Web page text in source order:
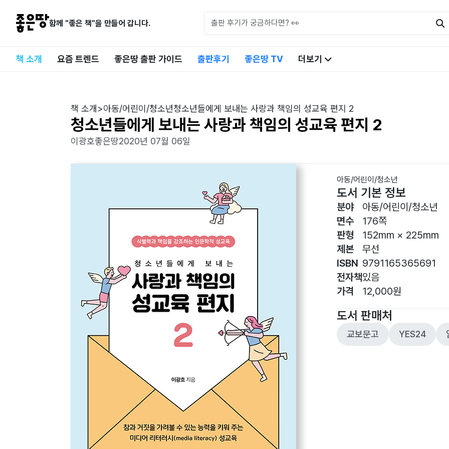
함께 "좋은 책"을 만들어 갑니다.
책 소개 요즘 트렌드 좋은땅 출판 가이드 출판후기 좋은땅 TV 더보기
책 소개 >아동/어린이/청소년청소년들에게 보내는 사랑과 책임의 성교육 편지 2
청소년들에게 보내는 사랑과 책임의 성교육 편지 2
이광호좋은땅2020년 07월 06일
아동/어린이/청소년
도서 기본 정보
분야
면수
판형
제본
ISBN
전자책
가격
아동/어린이/청소년
176쪽
152mm × 225mm
무선
9791165365691
있음
12,000원
도서 판매처
교보문고 YES24